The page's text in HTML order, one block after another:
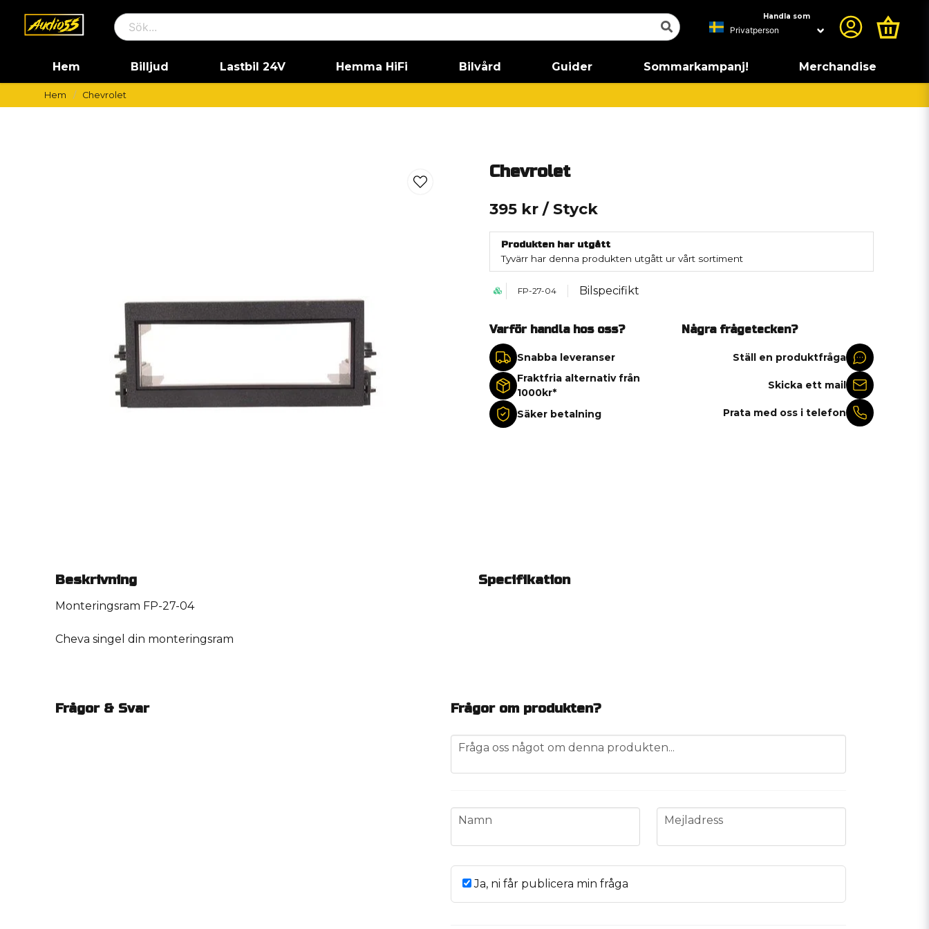
Handla som
Hem Billjud Lastbil 24V Hemma HiFi Bilvård Guider Sommarkampanj! Merchandise
Hem Chevrolet
Chevrolet
395 kr / Styck
Produkten har utgått
Tyvärr har denna produkten utgått ur vårt sortiment
FP-27-04 Bilspecifikt
Varför handla hos oss?
Snabba leveranser
Fraktfria alternativ från
1000kr*
Säker betalning
Några frågetecken?
Ställ en produktfråga
Skicka ett mail
Prata med oss i telefon
Beskrivning
Monteringsram FP-27-04
Cheva singel din monteringsram
Specifikation
Frågor & Svar Frågor om produkten?
question
Fråga oss något om denna produkten...
name
Namn email
Mejladress
Ja, ni får publicera min fråga